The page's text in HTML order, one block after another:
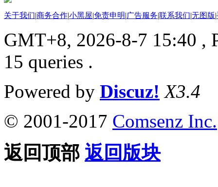
关于我们|商务合作|小黑屋|免责申明|广告服务|联系我们|无图版|
GMT+8, 2026-8-7 15:40 ,
15 queries .
Powered by Discuz! X3.4
© 2001-2017 Comsenz Inc.
返回顶部 返回版块